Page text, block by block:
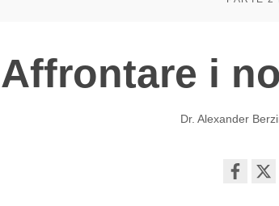
Affrontare i
Dr. Alexander